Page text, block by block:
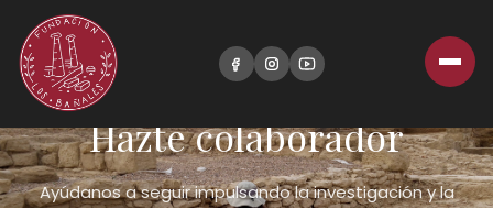
Hazte colaborador
Ayúdanos a seguir impulsando la investigación y la